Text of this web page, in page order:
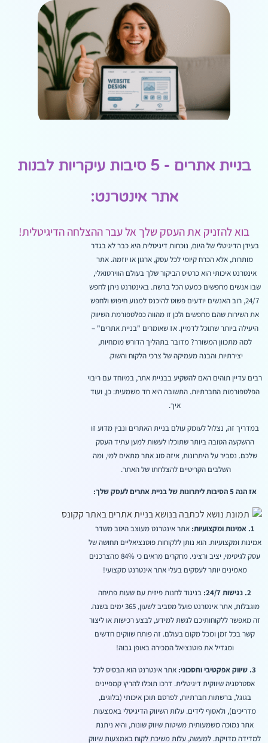
בניית אתרים - 5 סיבות עיקריות לבנות
אתר אינטרנט:
בוא להזניק את העסק שלך אל עבר ההצלחה הדיגיטלית!
בעידן הדיגיטלי של היום, נוכחות דיגיטלית היא כבר לא בגדר
מותרות, אלא הכרח קיומי לכל עסק, ארגון או יוזמה. אתר
אינטרנט איכותי הוא כרטיס הביקור שלך בעולם הווירטואלי,
שבו אנשים מחפשים כמעט הכל ברשת. באינטרנט ניתן לחפש
24/7, רוב האנשים יודעים פשוט להיכנס למנוע חיפוש ולחפש
את השירות שהם מחפשים ולכן זו מהווה כפלטפורמת השיווק
היעילה ביותר שתוכל לדמיין. אז שאומרים "בניית אתרים" –
למה מתכוון המשורר? מדובר בתהליך הדורש מומחיות,
יצירתיות והבנה מעמיקה של צרכי הלקוח והשוק.
רבים עדיין תוהים האם להשקיע בבניית אתר, במיוחד עם ריבוי
הפלטפורמות החברתיות. התשובה היא חד משמעית: כן, ועוד
איך.
במדריך זה, נצלול לעומק עולם בניית האתרים ונבין מדוע זו
ההשקעה הטובה ביותר שתוכלו לעשות למען עתיד העסק
שלכם. נסביר על היתרונות, איזה סוג אתר מתאים למי, ומה
השלבים הקריטיים להצלחתו של האתר.
אז הנה 5 הסיבות ליתרונות של בניית אתרים לעסק שלך:
1. אמינות ומקצועיות:
אתר אינטרנט מעוצב היטב משדר
אמינות ומקצועיות. הוא נותן ללקוחות פוטנציאליים תחושה של
עסק לגיטימי, יציב ורציני. מחקרים מראים כי 84% מהצרכנים
מאמינים יותר לעסקים בעלי אתר אינטרנט מקצועי!
2. נגישות 24/7:
בניגוד לחנות פיזית עם שעות פתיחה
מוגבלות, אתר אינטרנט פועל מסביב לשעון, 365 ימים בשנה.
זה מאפשר ללקוחותיכם לגשת למידע, לבצע רכישות או ליצור
קשר בכל זמן ומכל מקום בעולם. זה פותח שווקים חדשים
ומגדיל את פוטנציאל המכירה באופן גבוה!
3. שיווק אפקטיבי וחסכוני:
אתר אינטרנט הוא הבסיס לכל
אסטרטגיה שיווקית דיגיטלית. דרכו תוכלו להריץ קמפיינים
בגוגל, ברשתות חברתיות, לפרסם תוכן איכותי (בלוגים,
מדריכים), ולאסוף לידים. עלות השיווק הדיגיטלי באמצעות
אתר נמוכה משמעותית משיטות שיווק שונות, והיא ניתנת
למדידה מדויקת. למעשה, עלות משיכת לקוח באמצעות שיווק